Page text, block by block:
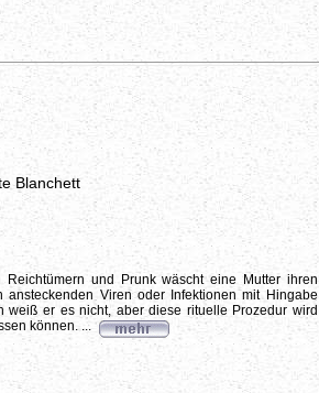
Blanchett
Reichtümern und Prunk wäscht eine Mutter ihren
ansteckenden Viren oder Infektionen mit Hingabe
weiß er es nicht, aber diese rituelle Prozedur wird
können. ...